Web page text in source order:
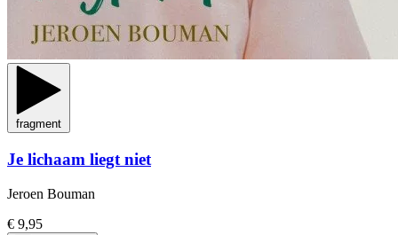
fragment
Je lichaam liegt niet
Jeroen Bouman
€ 9,95